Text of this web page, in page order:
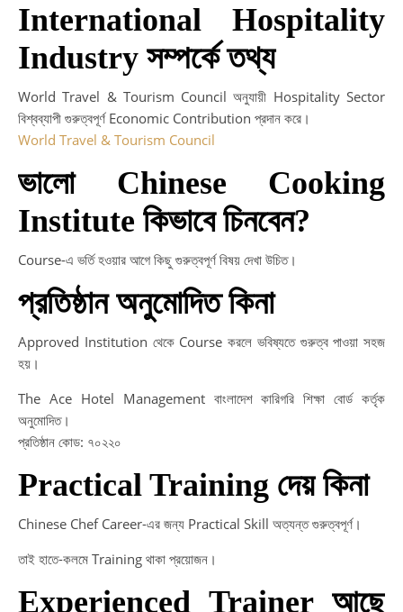
International Hospitality
Industry সম্পর্কে তথ্য
World Travel & Tourism Council অনুযায়ী Hospitality Sector
বিশ্বব্যাপী গুরুত্বপূর্ণ Economic Contribution প্রদান করে।
World Travel & Tourism Council
ভালো Chinese Cooking
Institute কিভাবে চিনবেন?
Course-এ ভর্তি হওয়ার আগে কিছু গুরুত্বপূর্ণ বিষয় দেখা উচিত।
প্রতিষ্ঠান অনুমোদিত কিনা
Approved Institution থেকে Course করলে ভবিষ্যতে গুরুত্ব পাওয়া সহজ
হয়।
The Ace Hotel Management বাংলাদেশ কারিগরি শিক্ষা বোর্ড কর্তৃক
অনুমোদিত।
প্রতিষ্ঠান কোড: ৭০২২০
Practical Training দেয় কিনা
Chinese Chef Career-এর জন্য Practical Skill অত্যন্ত গুরুত্বপূর্ণ।
তাই হাতে-কলমে Training থাকা প্রয়োজন।
Experienced Trainer আছে